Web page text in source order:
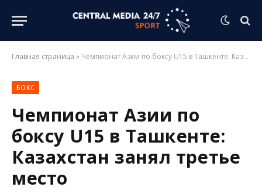
Главная страница » Чемпионат Азии по боксу U15 в Ташкенте: Казахстан занял третье место
БОКС
Чемпионат Азии по
боксу U15 в Ташкенте:
Казахстан занял третье
место